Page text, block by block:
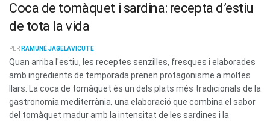
Coca de tomàquet i sardina: recepta d’estiu
de tota la vida
PER RAMUNÉ JAGELAVICUTE
Quan arriba l'estiu, les receptes senzilles, fresques i elaborades
amb ingredients de temporada prenen protagonisme a moltes
llars. La coca de tomàquet és un dels plats més tradicionals de la
gastronomia mediterrània, una elaboració que combina el sabor
del tomàquet madur amb la intensitat de les sardines i la